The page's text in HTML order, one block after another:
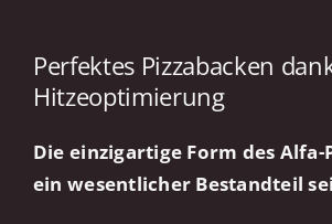
Perfektes Pizzabacken
Hitzeoptimierung
Die einzigartige Form des Alfa-
ein wesentlicher Bestandteil